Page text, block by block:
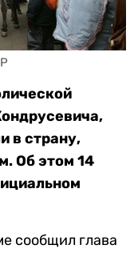
в страну,
Об этом 14
сообщил глава